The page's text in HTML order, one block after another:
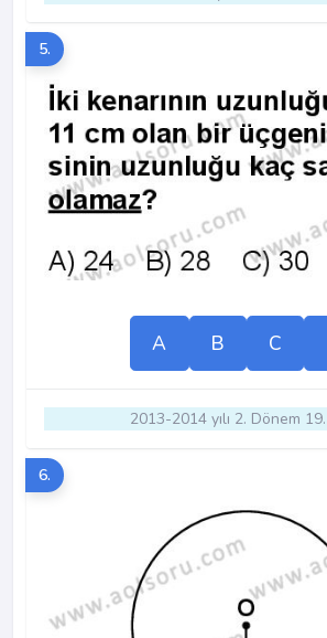
5.
A B C
2013-2014 yılı 2. Dönem
6.